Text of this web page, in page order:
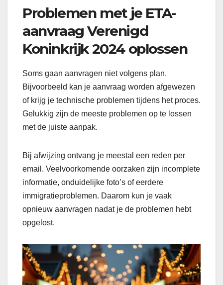
Problemen met je ETA-
aanvraag Verenigd
Koninkrijk 2024 oplossen
Soms gaan aanvragen niet volgens plan.
Bijvoorbeeld kan je aanvraag worden afgewezen
of krijg je technische problemen tijdens het proces.
Gelukkig zijn de meeste problemen op te lossen
met de juiste aanpak.
Bij afwijzing ontvang je meestal een reden per
email. Veelvoorkomende oorzaken zijn incomplete
informatie, onduidelijke foto’s of eerdere
immigratieproblemen. Daarom kun je vaak
opnieuw aanvragen nadat je de problemen hebt
opgelost.